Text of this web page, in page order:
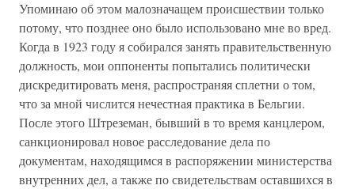
Упоминаю об этом малозначащем происшествии только
потому, что позднее оно было использовано мне во вред.
Когда в 1923 году я собирался занять правительственную
должность, мои оппоненты попытались политически
дискредитировать меня, распространяя сплетни о том,
что за мной числится нечестная практика в Бельгии.
После этого Штреземан, бывший в то время канцлером,
санкционировал новое расследование дела по
документам, находящимся в распоряжении министерства
внутренних дел, а также по свидетельствам оставшихся в